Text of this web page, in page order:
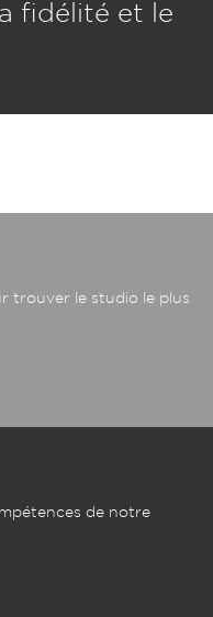
fidélité et le
trouver le studio le plus
de notre